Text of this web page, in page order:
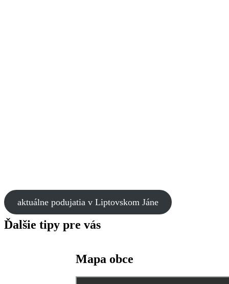
aktuálne podujatia v Liptovskom Jáne
Ďalšie tipy pre vás
Mapa obce